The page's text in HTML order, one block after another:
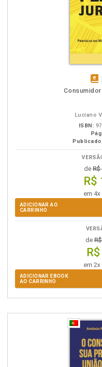
Luciano
ISBN:
Publicado
deR$
R$
em 4x
ADICIONAR AO
CARRINHO
de
em 2x
ADICIONAR EBOOK
AO CARRINHO